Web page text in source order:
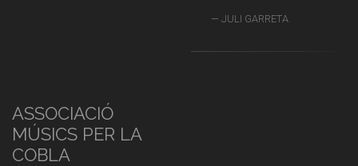
JULI GARRETA
ASSOCIACIÓ
MÚSICS PER LA
COBLA